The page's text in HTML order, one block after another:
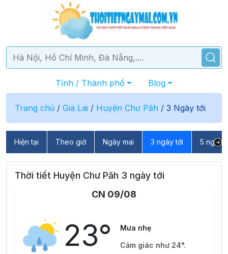
Tỉnh / Thành phố Blog
Trang chủ / Gia Lai / Huyện Chư Păh / 3 Ngày tới
Hiện tại Theo giờ Ngày mai 3 ngày tới 5 ngày
Thời tiết Huyện Chư Păh 3 ngày tới
CN 09/08
23°
Mưa nhẹ
Cảm giác như 24°.